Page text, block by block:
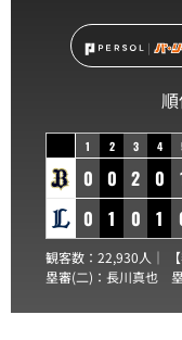
1 2 3 4
0 0 2 0
0
1 0 1
観客数：22,930人｜ 【
塁審(二)： 長川真也